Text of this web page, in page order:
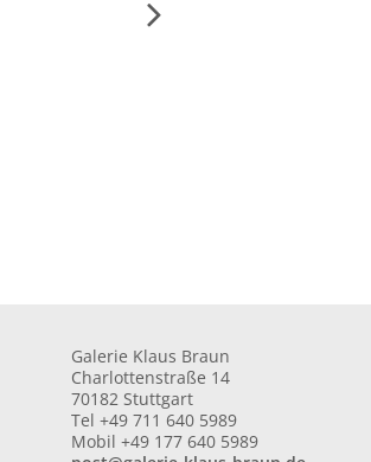
Galerie Klaus Braun
Charlottenstraße 14
70182 Stuttgart
Tel +49 711 640 5989
Mobil +49 177 640 5989